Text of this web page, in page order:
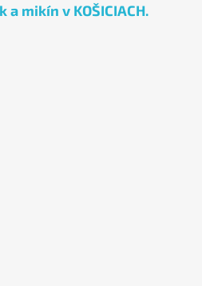
mikín v KOŠICIACH.